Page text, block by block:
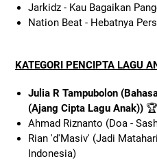
Jarkidz - Kau Bagaikan
Nation Beat - Hebatnya
KATEGORI PENCIPTA LAGU
Julia R Tampubolon
(Ajang Cipta Lagu Anak))🏆
Ahmad Riznanto (Doa -
Rian 'd'Masiv' (Jadi
Indonesia)